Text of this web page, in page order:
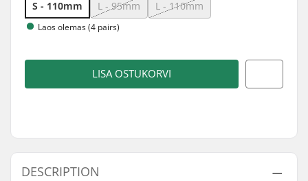
S - 110mm L - 95mm L - 110mm
Laos olemas (4 pairs)
LISA OSTUKORVI
DESCRIPTION